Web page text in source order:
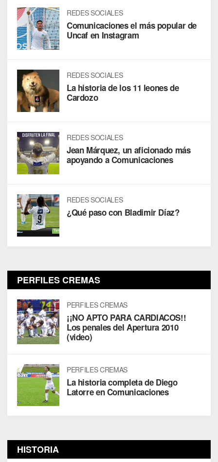
REDES SOCIALES
Comunicaciones el más popular de
Uncaf en Instagram
REDES SOCIALES
La historia de los 11 leones de
Cardozo
REDES SOCIALES
Jean Márquez, un aficionado más
apoyando a Comunicaciones
REDES SOCIALES
¿Qué paso con Bladimir Díaz?
PERFILES CREMAS
PERFILES CREMAS
¡¡NO APTO PARA CARDIACOS!!
Los penales del Apertura 2010
(video)
PERFILES CREMAS
La historia completa de Diego
Latorre en Comunicaciones
HISTORIA